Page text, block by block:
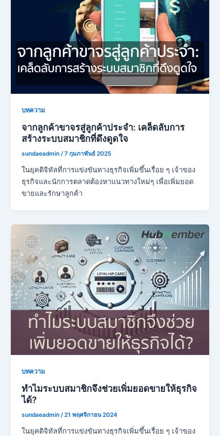
บทความ
จากลูกค้าขาจรสู่ลูกค้าประจำ: เคล็ดลับการ
สร้างระบบสมาชิกที่ดึงดูดใจ
sundaeadmin/7 กุมภาพันธ์ 2025
ในยุคดิจิทัลที่การแข่งขันทางธุรกิจเพิ่มขึ้นเรื่อย ๆ เจ้าของ
ธุรกิจและนักการตลาดต้องหาแนวทางใหม่ๆ เพื่อเพิ่มยอด
ขายและรักษาลูกค้า
บทความ
ทำไมระบบสมาชิกจึงช่วยเพิ่มยอดขายให้ธุรกิจ
ได้?
sundaeadmin/21 พฤศจิกายน 2024
ในยุคดิจิทัลที่การแข่งขันทางธุรกิจเพิ่มขึ้นเรื่อย ๆ เจ้าของ